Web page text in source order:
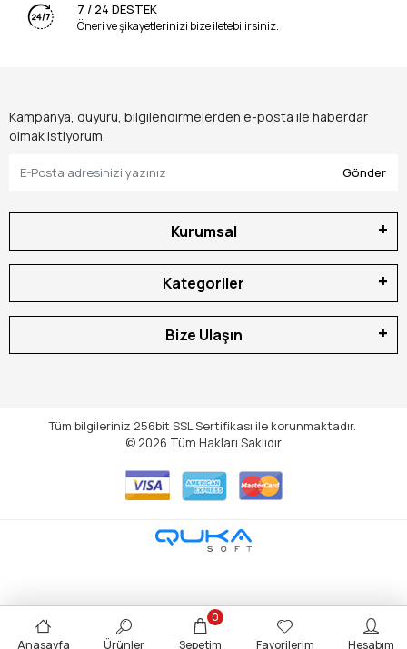
7 / 24 DESTEK
Öneri ve şikayetlerinizi bize iletebilirsiniz.
Kampanya, duyuru, bilgilendirmelerden e-posta ile haberdar
olmak istiyorum.
Gönder
Kurumsal
Kategoriler
Bize Ulaşın
Tüm bilgileriniz 256bit SSL Sertifikası ile korunmaktadır.
© 2026 Tüm Hakları Saklıdır
Anasayfa Ürünler Sepetim
0
Favorilerim
Hesabım